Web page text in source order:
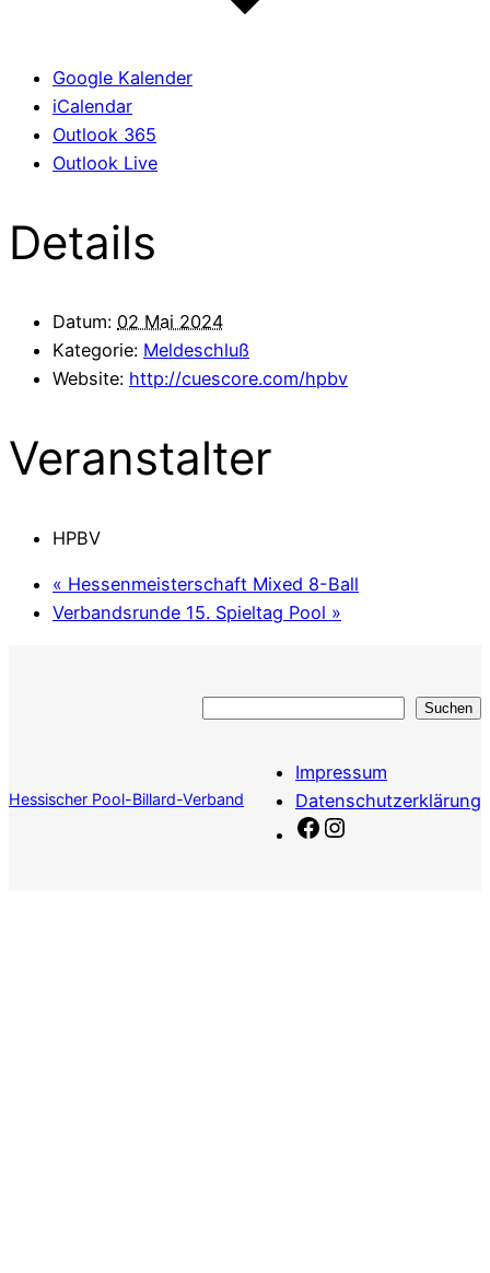
Google Kalender
iCalendar
Outlook 365
Outlook Live
Details
Datum: 02 Mai 2024
Kategorie: Meldeschluß
Website: http://cuescore.com/hpbv
Veranstalter
HPBV
« Hessenmeisterschaft Mixed 8-Ball
Verbandsrunde 15. Spieltag Pool »
Suchen
Hessischer Pool-Billard-Verband
Impressum
Datenschutzerklärung
Facebook
Instagram